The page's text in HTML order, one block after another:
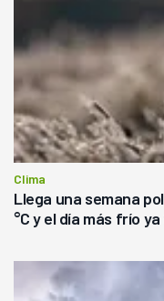
Clima
Llega una semana
°C y el día más frío